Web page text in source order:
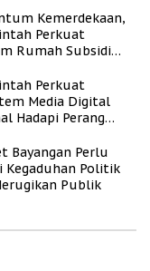
Kemerdekaan,
Perkuat
Rumah Subsidi
Rendah
Perkuat
Media Digital
Hadapi Perang
Bayangan Perlu
Kegaduhan Politik
Publik